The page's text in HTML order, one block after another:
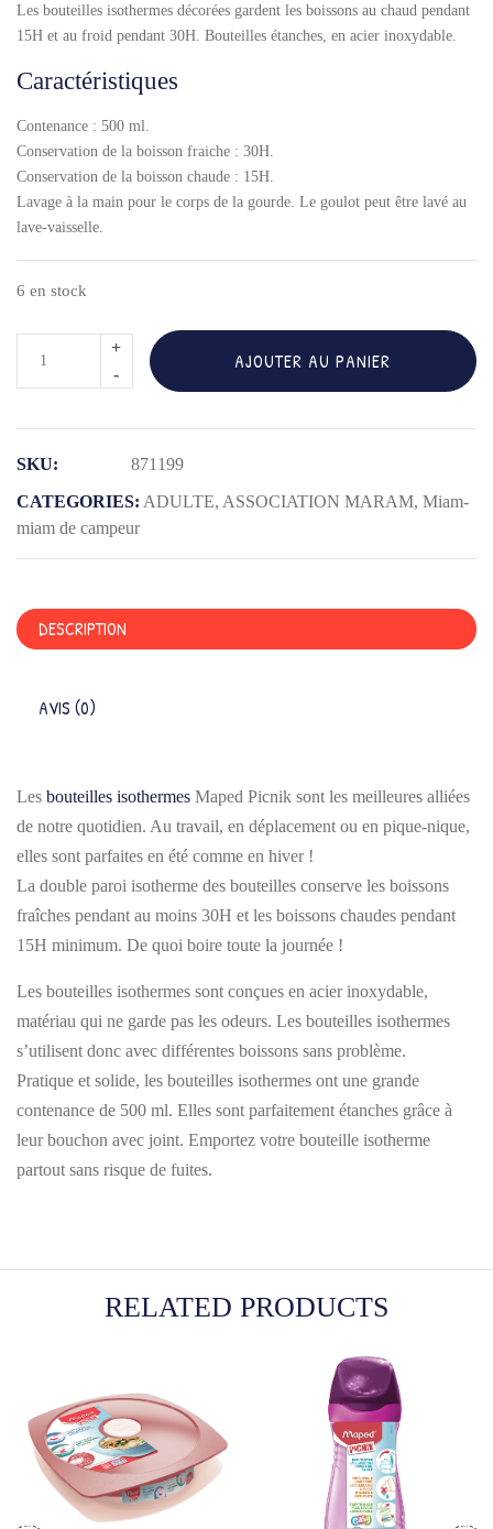
Les bouteilles isothermes décorées gardent les boissons au chaud pendant
15H et au froid pendant 30H. Bouteilles étanches, en acier inoxydable.
Caractéristiques
Contenance : 500 ml.
Conservation de la boisson fraiche : 30H.
Conservation de la boisson chaude : 15H.
Lavage à la main pour le corps de la gourde. Le goulot peut être lavé au
lave-vaisselle.
6 en stock
BOUTEILLE
ISOTHERME
500ML
AJOUTER AU PANIER
SKU:
871199
CATEGORIES: ADULTE, ASSOCIATION MARAM, Miam-
miam de campeur
DESCRIPTION
AVIS (0)
Les bouteilles isothermes Maped Picnik sont les meilleures alliées
de notre quotidien. Au travail, en déplacement ou en pique-nique,
elles sont parfaites en été comme en hiver !
La double paroi isotherme des bouteilles conserve les boissons
fraîches pendant au moins 30H et les boissons chaudes pendant
15H minimum. De quoi boire toute la journée !
Les bouteilles isothermes sont conçues en acier inoxydable,
matériau qui ne garde pas les odeurs. Les bouteilles isothermes
s’utilisent donc avec différentes boissons sans problème.
Pratique et solide, les bouteilles isothermes ont une grande
contenance de 500 ml. Elles sont parfaitement étanches grâce à
leur bouchon avec joint. Emportez votre bouteille isotherme
partout sans risque de fuites.
RELATED PRODUCTS